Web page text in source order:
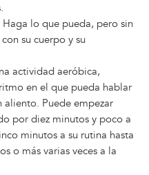
lo que pueda, pero sin
su cuerpo y su
actividad aeróbica,
en el que pueda hablar
aliento. Puede empezar
por diez minutos y poco a
minutos a su rutina hasta
o más varias veces a la